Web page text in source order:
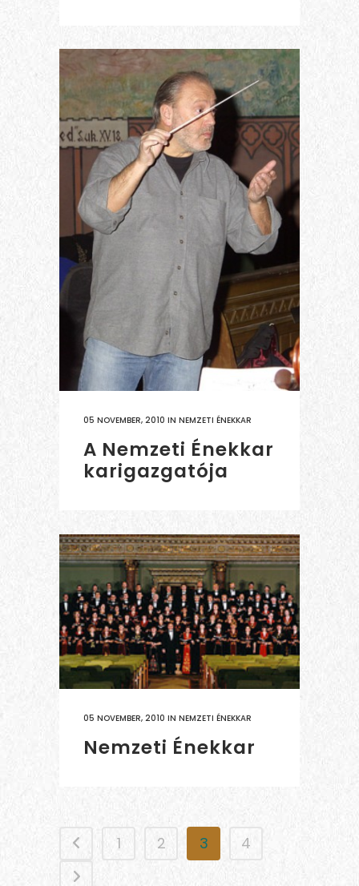
05 NOVEMBER, 2010 IN NEMZETI ÉNEKKAR
A Nemzeti Énekkar
karigazgatója
05 NOVEMBER, 2010 IN NEMZETI ÉNEKKAR
Nemzeti Énekkar
1 2 3 4